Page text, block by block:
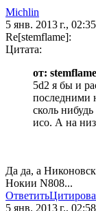
Michlin
5 янв. 2013 г.,
Re[stemflame]:
Цитата:
от: stemflame
5d2 я бы и
последними
сколь
исо. А на
Да да, а
Нокии N808...
Ответить
5 янв. 2013 г.,